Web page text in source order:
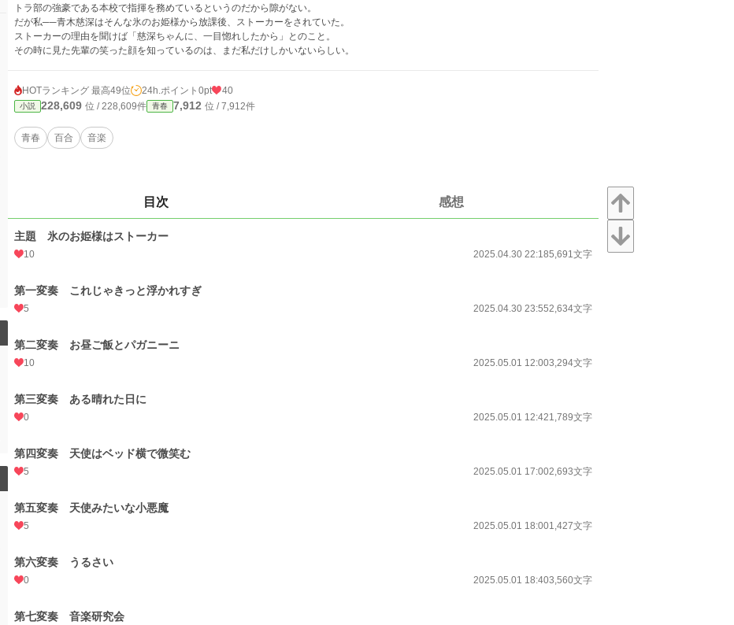
トラ部の強豪である本校で指揮を務めているというのだから隙がない。
だが私──青木慈深はそんな氷のお姫様から放課後、ストーカーをされていた。
ストーカーの理由を聞けば「慈深ちゃんに、一目惚れしたから」とのこと。
その時に見た先輩の笑った顔を知っているのは、まだ私だけしかいないらしい。
HOTランキング 最高49位 24h.ポイント 0pt 40
小説 228,609 位 / 228,609件 青春 7,912 位 / 7,912件
青春 百合 音楽
目次 感想
主題 氷のお姫様はストーカー
10 2025.04.30 22:185,691文字
第一変奏 これじゃきっと浮かれすぎ
5 2025.04.30 23:552,634文字
第二変奏 お昼ご飯とパガニーニ
10 2025.05.01 12:003,294文字
第三変奏 ある晴れた日に
0 2025.05.01 12:421,789文字
第四変奏 天使はベッド横で微笑む
5 2025.05.01 17:002,693文字
第五変奏 天使みたいな小悪魔
5 2025.05.01 18:001,427文字
第六変奏 うるさい
0 2025.05.01 18:403,560文字
第七変奏 音楽研究会